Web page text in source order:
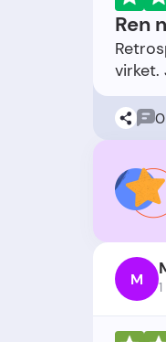
Ren
0
M